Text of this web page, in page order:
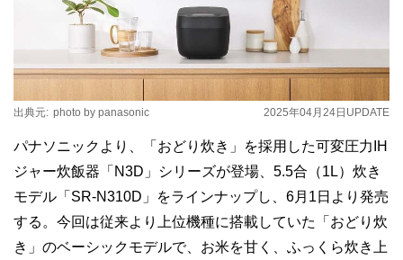
2025年04月24日 UPDATE
出典元: photo by panasonic
パナソニックより、「おどり炊き」を採用した可変圧力IH
ジャー炊飯器「N3D」シリーズが登場、5.5合（1L）炊き
モデル「SR-N310D」をラインナップし、6月1日より発売
する。今回は従来より上位機種に搭載していた「おどり炊
き」のベーシックモデルで、お米を甘く、ふっくら炊き上